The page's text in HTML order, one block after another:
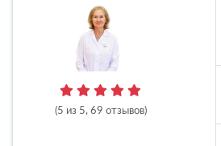
(5 из 5, 69 отзывов)